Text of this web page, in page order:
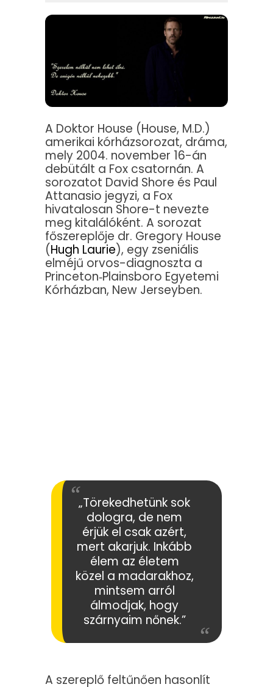
A Doktor House (House, M.D.)
amerikai kórházsorozat, dráma,
mely 2004. november 16-án
debütált a Fox csatornán. A
sorozatot David Shore és Paul
Attanasio jegyzi, a Fox
hivatalosan Shore-t nevezte
meg kitalálóként. A sorozat
főszereplője dr. Gregory House
(Hugh Laurie), egy zseniális
elméjű orvos-diagnoszta a
Princeton‑Plainsboro Egyetemi
Kórházban, New Jerseyben.
„Törekedhetünk sok
dologra, de nem
érjük el csak azért,
mert akarjuk. Inkább
élem az életem
közel a madarakhoz,
mintsem arról
álmodjak, hogy
szárnyaim nőnek.”
A szereplő feltűnően hasonlít